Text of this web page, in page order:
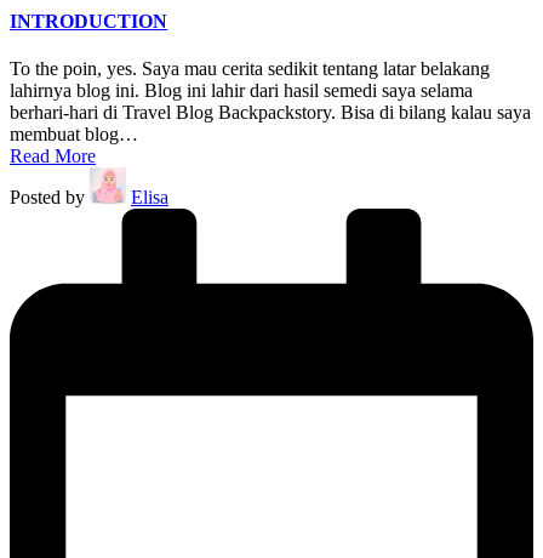
INTRODUCTION
To the poin, yes. Saya mau cerita sedikit tentang latar belakang
lahirnya blog ini. Blog ini lahir dari hasil semedi saya selama
berhari-hari di Travel Blog Backpackstory. Bisa di bilang kalau saya
membuat blog…
Read More
Posted by
Elisa